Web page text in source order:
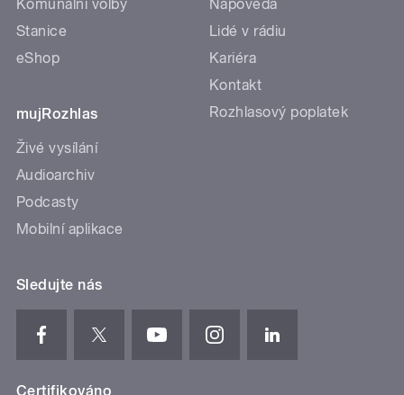
Komunální volby
Stanice
eShop
mujRozhlas
Živé vysílání
Audioarchiv
Podcasty
Mobilní aplikace
Nápověda
Lidé v rádiu
Kariéra
Kontakt
Rozhlasový poplatek
Sledujte nás
Certifikováno